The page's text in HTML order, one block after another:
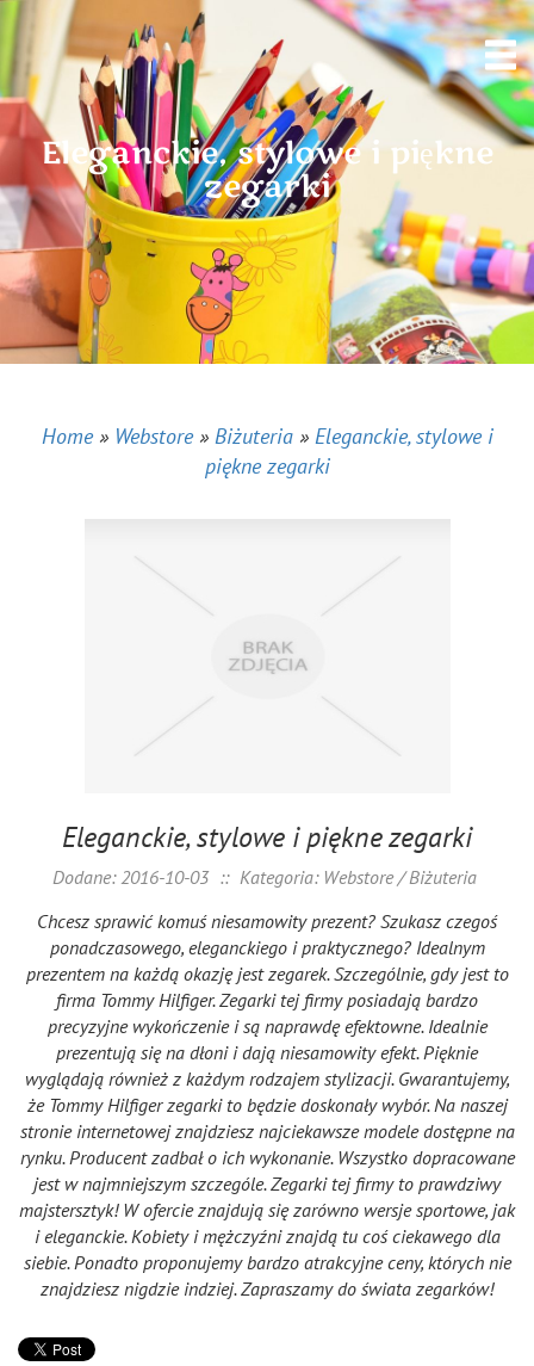
Eleganckie, stylowe i piękne
zegarki
Home» Webstore» Biżuteria» Eleganckie, stylowe i
piękne zegarki
Eleganckie, stylowe i piękne zegarki
Dodane: 2016-10-03 :: Kategoria: Webstore / Biżuteria
Chcesz sprawić komuś niesamowity prezent? Szukasz czegoś
ponadczasowego, eleganckiego i praktycznego? Idealnym
prezentem na każdą okazję jest zegarek. Szczególnie, gdy jest to
firma Tommy Hilfiger. Zegarki tej firmy posiadają bardzo
precyzyjne wykończenie i są naprawdę efektowne. Idealnie
prezentują się na dłoni i dają niesamowity efekt. Pięknie
wyglądają również z każdym rodzajem stylizacji. Gwarantujemy,
że Tommy Hilfiger zegarki to będzie doskonały wybór. Na naszej
stronie internetowej znajdziesz najciekawsze modele dostępne na
rynku. Producent zadbał o ich wykonanie. Wszystko dopracowane
jest w najmniejszym szczególe. Zegarki tej firmy to prawdziwy
majstersztyk! W ofercie znajdują się zarówno wersje sportowe, jak
i eleganckie. Kobiety i mężczyźni znajdą tu coś ciekawego dla
siebie. Ponadto proponujemy bardzo atrakcyjne ceny, których nie
znajdziesz nigdzie indziej. Zapraszamy do świata zegarków!